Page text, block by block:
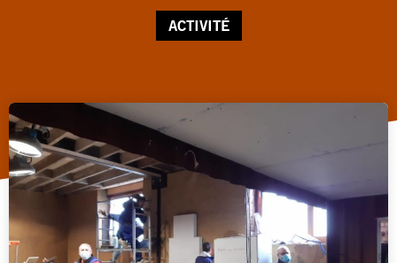
ACTIVITÉ